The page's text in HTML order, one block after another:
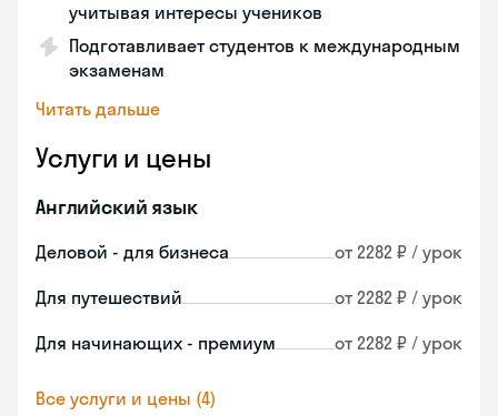
учитывая интересы учеников
Подготавливает студентов к международным
экзаменам
Читать дальше
Услуги и цены
Английский язык
Деловой - для бизнеса от 2282 ₽ / урок
Для путешествий от 2282 ₽ / урок
Для начинающих - премиум от 2282 ₽ / урок
Все услуги и цены (4)